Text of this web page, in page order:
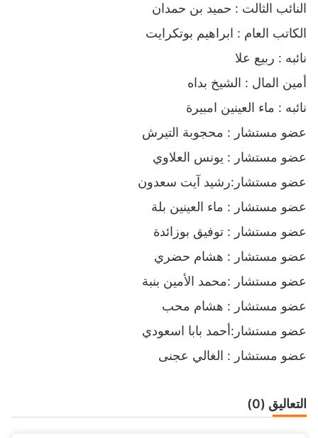
النائب الثالت : حميد بن حمدان
الكاتب العام : ابراهيم بوتكرايت
نائبه : ربيع علا
أمين المال : الشيخ بداه
نائبه : ماء العينين امبيرة
عضو مستشار : محجوبة التيرش
عضو مستشار : يونس العلاوي
عضو مستشار:رشيد آيت سعدون
عضو مستشار : ماء العينين بلة
عضو مستشار : توفيق بوزائدة
عضو مستشار : هشام حضري
عضو مستشار :محمد الأمين بنبة
عضو مستشار : هشام محب
عضو مستشار:أحمد بابا اسعودي
عضو مستشار : الغالي عجنى
التعاليق (0)